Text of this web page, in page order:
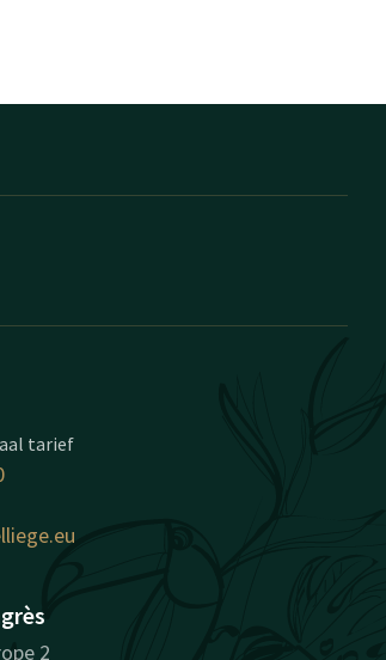
tarief
2